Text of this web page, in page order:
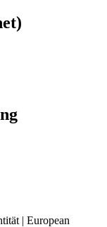
| European